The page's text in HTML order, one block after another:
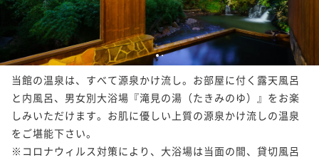
12
当館の温泉は、すべて源泉かけ流し。お部屋に付く露天風呂
と内風呂、男女別大浴場『滝見の湯（たきみのゆ）』をお楽
しみいただけます。お肌に優しい上質の源泉かけ流しの温泉
をご堪能下さい。
※コロナウィルス対策により、大浴場は当面の間、貸切風呂